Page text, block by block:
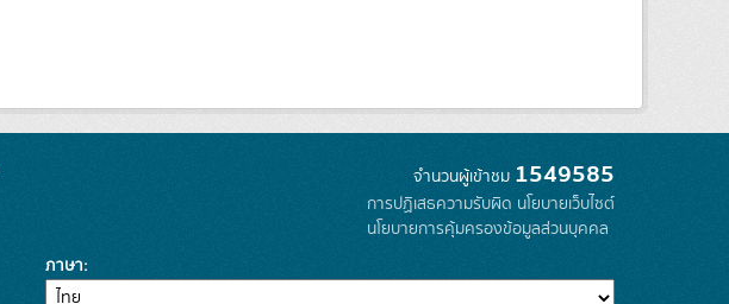
จำนวนผู้เข้าชม 1549585
การปฏิเสธความรับผิด นโยบายเว็บไซต์
นโยบายการคุ้มครองข้อมูลส่วนบุคคล
ภาษา